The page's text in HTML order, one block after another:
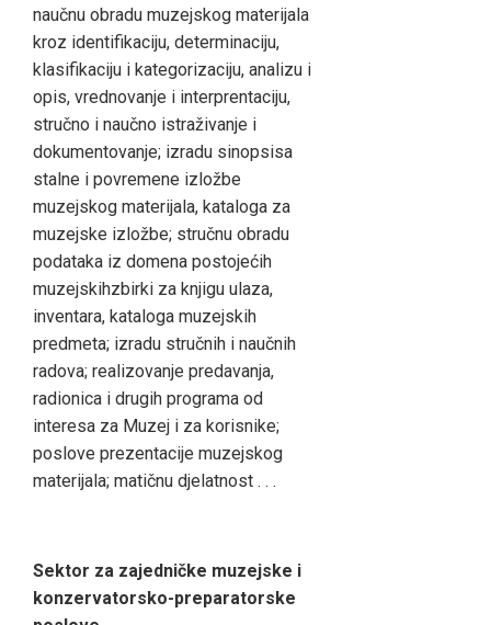
naučnu obradu muzejskog materijala
kroz identifikaciju, determinaciju,
klasifikaciju i kategorizaciju, analizu i
opis, vrednovanje i interprentaciju,
stručno i naučno istraživanje i
dokumentovanje; izradu sinopsisa
stalne i povremene izložbe
muzejskog materijala, kataloga za
muzejske izložbe; stručnu obradu
podataka iz domena postojećih
muzejskihzbirki za knjigu ulaza,
inventara, kataloga muzejskih
predmeta; izradu stručnih i naučnih
radova; realizovanje predavanja,
radionica i drugih programa od
interesa za Muzej i za korisnike;
poslove prezentacije muzejskog
materijala; matičnu djelatnost . . .
Sektor za zajedničke muzejske i
konzervatorsko-preparatorske